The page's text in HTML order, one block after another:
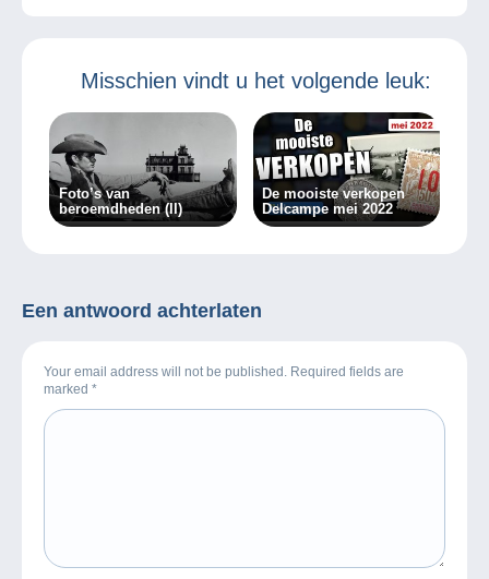
Misschien vindt u het volgende leuk:
Foto’s van
beroemdheden (II)
De mooiste verkopen
Delcampe mei 2022
Een antwoord achterlaten
Your email address will not be published. Required fields are
marked *